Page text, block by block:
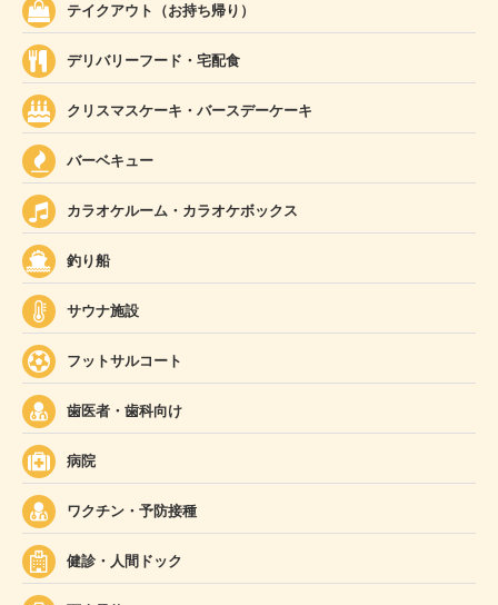
テイクアウト（お持ち帰り）
デリバリーフード・宅配食
クリスマスケーキ・バースデーケーキ
バーベキュー
カラオケルーム・カラオケボックス
釣り船
サウナ施設
フットサルコート
歯医者・歯科向け
病院
ワクチン・予防接種
健診・人間ドック